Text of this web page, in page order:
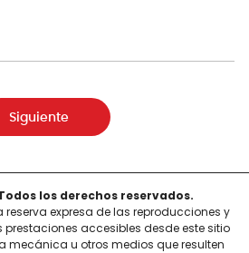
Siguiente
Todos los derechos reservados.
reserva expresa de las reproducciones y
accesibles desde este sitio
mecánica u otros medios que resulten